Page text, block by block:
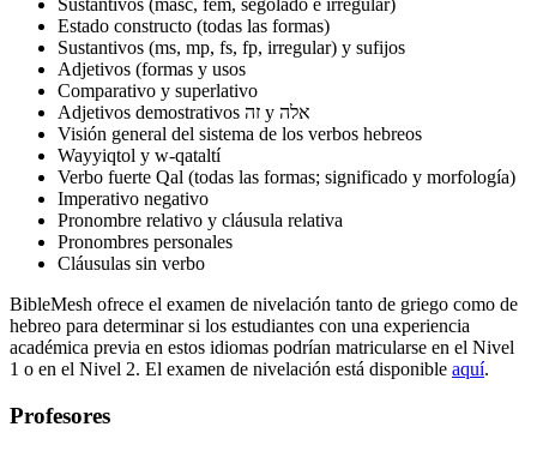
Sustantivos (masc, fem, segolado e irregular)
Estado constructo (todas las formas)
Sustantivos (ms, mp, fs, fp, irregular) y sufijos
Adjetivos (formas y usos
Comparativo y superlativo
Adjetivos demostrativos זה y אלה
Visión general del sistema de los verbos hebreos
Wayyiqtol y w-qataltí
Verbo fuerte Qal (todas las formas; significado y morfología)
Imperativo negativo
Pronombre relativo y cláusula relativa
Pronombres personales
Cláusulas sin verbo
BibleMesh ofrece el examen de nivelación tanto de griego como de
hebreo para determinar si los estudiantes con una experiencia
académica previa en estos idiomas podrían matricularse en el Nivel
1 o en el Nivel 2. El examen de nivelación está disponible aquí.
Profesores